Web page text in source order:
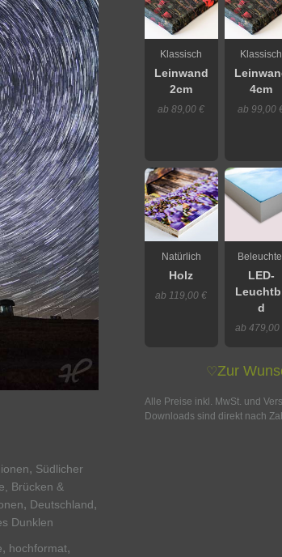
, Südlicher
Brücken &
, Deutschland,
Dunklen
, hochformat,
Klassisch
Leinwand
2cm
ab 89,00 €
Klassisch
4cm
ab 99,00
Natürlich
Holz
ab 119,00 €
LED-
d
ab 479,00
♡Zur
Alle Preise inkl. MwSt. und
Downloads sind direkt nach